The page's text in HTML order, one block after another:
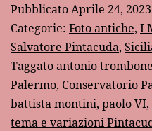
futuro
papa
Paolo
VI
a
PubblicatoAprile 24, 2023
Categorie: Foto antiche, I
Salvatore Pintacuda,
Taggatoantonio trombone
Palermo, Conservatorio
battista montini, paolo VI,
tema e variazioni